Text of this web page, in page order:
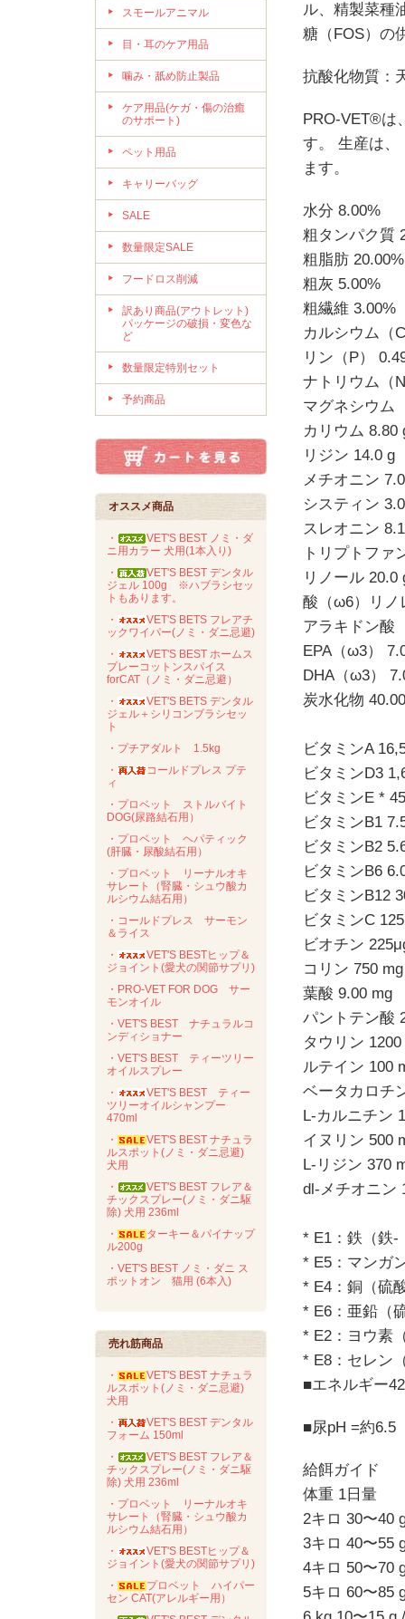
スモールアニマル
目・耳のケア用品
噛み・舐め防止製品
ケア用品(ケガ・傷の治癒
のサポート)
ペット用品
キャリーバッグ
SALE
数量限定SALE
フードロス削減
訳あり商品(アウトレット)
パッケージの破損・変色な
ど
数量限定特別セット
予約商品
オススメ商品
・
VET'S BEST ノミ・ダ
ニ用カラー 犬用(1本入り)
・
VET'S BEST デンタル
ジェル 100g ※ハブラシセッ
トもあります。
・
VET'S BETS フレアチ
ックワイパー(ノミ・ダニ忌避)
・
VET'S BEST ホームス
プレーコットンスパイス
forCAT（ノミ・ダニ忌避）
・
VET'S BETS デンタル
ジェル＋シリコンブラシセッ
ト
・プチアダルト 1.5kg
・
コールドプレス プテ
ィ
・プロベット ストルバイト
DOG(尿路結石用）
・プロベット ヘパティック
(肝臓・尿酸結石用）
・プロベット リーナルオキ
サレート（腎臓・シュウ酸カ
ルシウム結石用）
・コールドプレス サーモン
＆ライス
・
VET'S BESTヒップ＆
ジョイント(愛犬の関節サプリ)
・PRO-VET FOR DOG サー
モンオイル
・VET'S BEST ナチュラルコ
ンディショナー
・VET'S BEST ティーツリー
オイルスプレー
・
VET'S BEST ティー
ツリーオイルシャンプー
470ml
・
VET'S BEST ナチュラ
ルスポット(ノミ・ダニ忌避)
犬用
・
VET'S BEST フレア＆
チックスプレー(ノミ・ダニ駆
除) 犬用 236ml
・
ターキー＆パイナップ
ル200g
・VET'S BEST ノミ・ダニ ス
ポットオン 猫用 (6本入)
売れ筋商品
・
VET'S BEST ナチュラ
ルスポット(ノミ・ダニ忌避)
犬用
・
VET'S BEST デンタル
フォーム 150ml
・
VET'S BEST フレア＆
チックスプレー(ノミ・ダニ駆
除) 犬用 236ml
・プロベット リーナルオキ
サレート（腎臓・シュウ酸カ
ルシウム結石用）
・
VET'S BESTヒップ＆
ジョイント(愛犬の関節サプリ)
・
プロベット ハイパー
セン CAT(アレルギー用）
ル、精製菜種
糖（FOS）の
抗酸化物質：
PRO-VET®は
す。 生産は、
ます。
水分 8.00%
粗タンパク質
粗脂肪 20.00%
粗灰 5.00%
粗繊維 3.00%
カルシウム（
リン（P）
ナトリウム（
マグネシウム
カリウム 8.80
リジン 14.0 g
メチオニン
システィン
スレオニン
トリプトファ
リノール 20.0
酸（ω6）リノ
アラキドン酸
EPA（ω3）
DHA（ω3）
炭水化物
ビタミンA
ビタミンD3
ビタミンE *
ビタミンB1
ビタミンB2
ビタミンB6
ビタミンB12
ビタミンC
ビオチン
コリン 750 mg
葉酸 9.00 mg
パントテン酸
タウリン 1200
ルテイン 100
ベータカロチ
L-カルニチン
イヌリン 500
L-リジン 370
dl-メチオニン
* E1：鉄（鉄-
* E5：マンガ
* E4：銅（硫
* E6：亜鉛（
* E2：ヨウ素
* E8：セレン
■エネルギー
■尿pH =約6.5
給餌ガイド
体重 1日量
2キロ 30〜40
3キロ 40〜55
4キロ 50〜70
5キロ 60〜85